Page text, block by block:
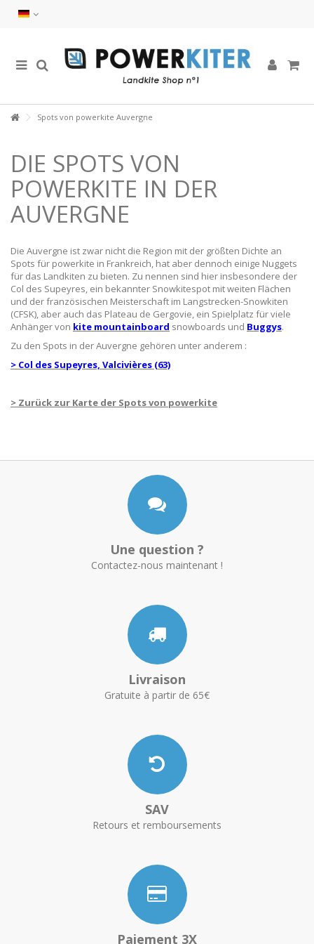
Spots von powerkite Auvergne
DIE SPOTS VON
POWERKITE IN DER
AUVERGNE
Die Auvergne ist zwar nicht die Region mit der größten Dichte an
Spots für powerkite in Frankreich, hat aber dennoch einige Nuggets
für das Landkiten zu bieten. Zu nennen sind hier insbesondere der
Col des Supeyres, ein bekannter Snowkitespot mit weiten Flächen
und der französischen Meisterschaft im Langstrecken-Snowkiten
(CFSK), aber auch das Plateau de Gergovie, ein Spielplatz für viele
Anhänger von kite mountainboard snowboards und Buggys.
Zu den Spots in der Auvergne gehören unter anderem :
> Col des Supeyres, Valcivières (63)
> Zurück zur Karte der Spots von powerkite
Une question ?
Contactez-nous maintenant !
Livraison
Gratuite à partir de 65€
SAV
Retours et remboursements
Paiement 3X